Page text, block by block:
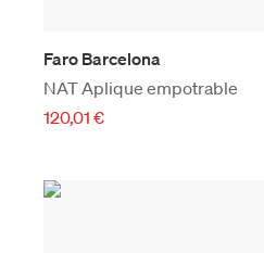
Faro Barcelona
NAT Aplique empotrable
120,01 €